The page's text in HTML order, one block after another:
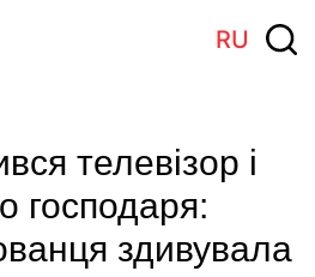
RU
телевізор і
господаря:
здивувала